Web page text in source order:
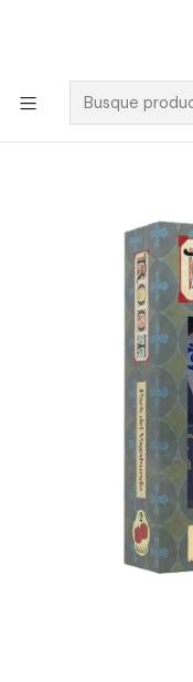
🚀 ¡Despachamos a todo
$100.000 y a RM sobre
Inicio
Root: Caja